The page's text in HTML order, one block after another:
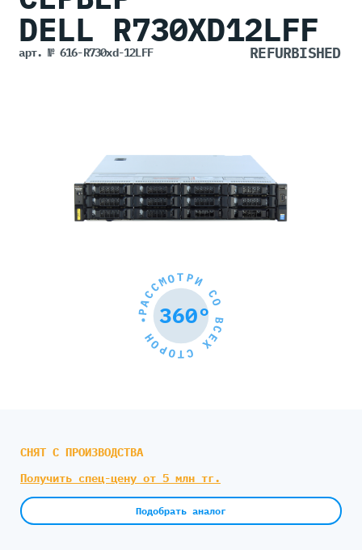
DELL R730XD12LFF
арт. № 616-R730xd-12LFF
РАССМОТРИ СО ВСЕХ СТОРОН •
360°
СНЯТ С ПРОИЗВОДСТВА
Получить спец-цену от 5 млн тг.
Подобрать аналог